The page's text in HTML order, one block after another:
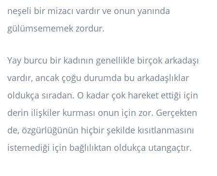
neşeli bir mizacı vardır ve onun yanında
gülümsememek zordur.
Yay burcu bir kadının genellikle birçok arkadaşı
vardır, ancak çoğu durumda bu arkadaşlıklar
oldukça sıradan. O kadar çok hareket ettiği için
derin ilişkiler kurması onun için zor. Gerçekten
de, özgürlüğünün hiçbir şekilde kısıtlanmasını
istemediği için bağlılıktan oldukça utangaçtır.